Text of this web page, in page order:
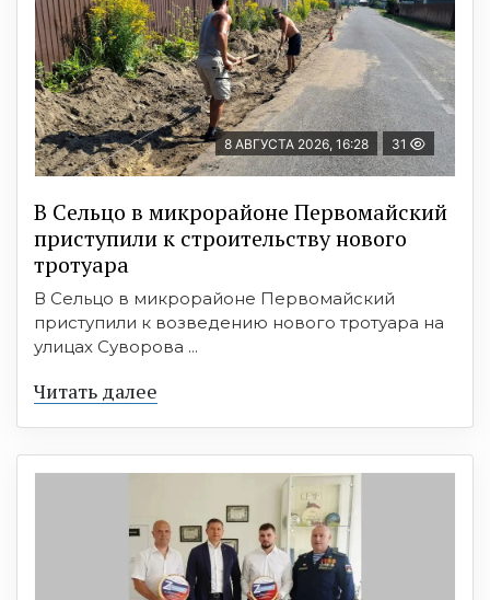
8 АВГУСТА 2026, 16:28 31
В Сельцо в микрорайоне Первомайский
приступили к строительству нового
тротуара
В Сельцо в микрорайоне Первомайский
приступили к возведению нового тротуара на
улицах Суворова ...
Читать далее